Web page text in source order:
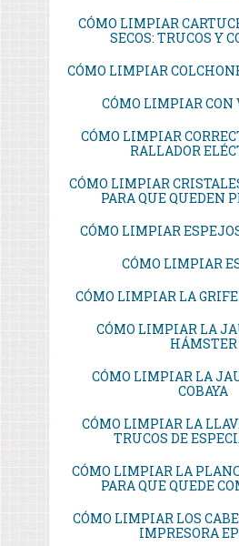
CÓMO LIMPIAR
SECOS: TRUCOS Y
CÓMO LIMPIAR
CÓMO LIMPIAR CON
CÓMO LIMPIAR
RALLADOR
CÓMO LIMPIAR
PARA QUE QUEDEN
CÓMO LIMPIAR
CÓMO LIMPIAR
CÓMO LIMPIAR LA
CÓMO LIMPIAR LA
HÁMSTER
CÓMO LIMPIAR LA
COBAYA
CÓMO LIMPIAR LA
TRUCOS DE
CÓMO LIMPIAR LA
PARA QUE QUEDE
CÓMO LIMPIAR LOS
IMPRESORA